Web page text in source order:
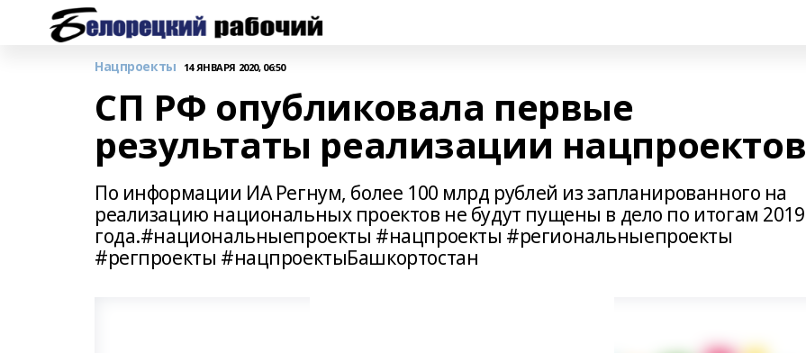
Нацпроекты 14 ЯНВАРЯ 2020, 06:50
СП РФ опубликовала первые
результаты реализации нацпроектов
По информации ИА Регнум, более 100 млрд рублей из запланированного на
реализацию национальных проектов не будут пущены в дело по итогам 2019
года.#национальныепроекты #нацпроекты #региональныепроекты
#регпроекты #нацпроектыБашкортостан